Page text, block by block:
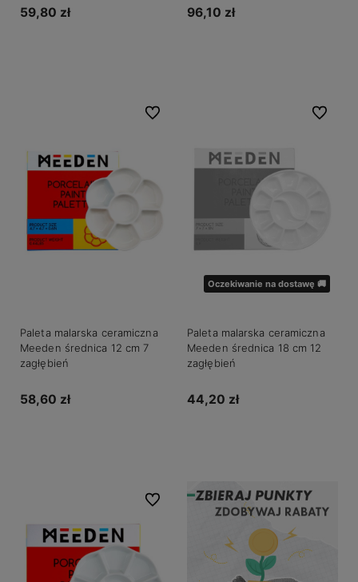
59,80 zł 96,10 zł
Paleta malarska ceramiczna
Meeden średnica 12 cm 7
zagłębień
58,60 zł
Do ulubionych
Oczekiwanie na dostawę 🚚
Paleta malarska ceramiczna
Meeden średnica 18 cm 12
zagłębień
44,20 zł
Do
Do ulubionych